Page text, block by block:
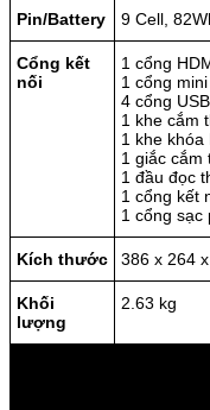
Pin/Battery 9 Cell,
Cổng kết
nối
1 cổng
1 cổng
4 cổng
1 khe cắm
1 khe khóa
1 giắc cắm
1 đầu đọc
1 cổng kết
1 cổng sạc
Kích thước 386 x 264
Khối
lượng
2.63 kg